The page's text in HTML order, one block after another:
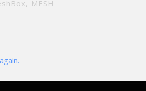
及与联盟厂商关于LoRa的覆盖方面的
MESH